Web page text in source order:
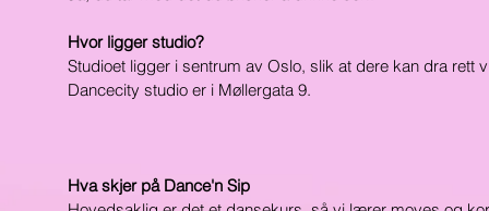
Hvor ligger studio?
Studioet ligger i sentrum av Oslo, slik at dere kan dra rett
Dancecity studio er i Møllergata 9.
Hva skjer på Dance'n Sip